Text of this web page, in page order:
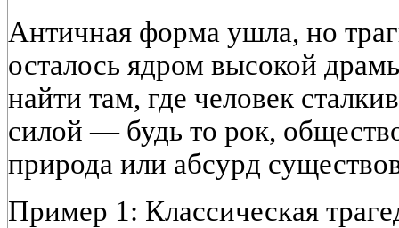
Античная форма ушла, но
осталось ядром высокой
найти там, где человек
силой — будь то рок,
природа или абсурд
Пример 1: Классическая